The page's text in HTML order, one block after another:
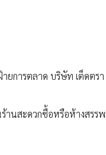
ยการตลาด บริษัท เต็ดตร
ร้านสะดวกซื้อหรือห้างสรร